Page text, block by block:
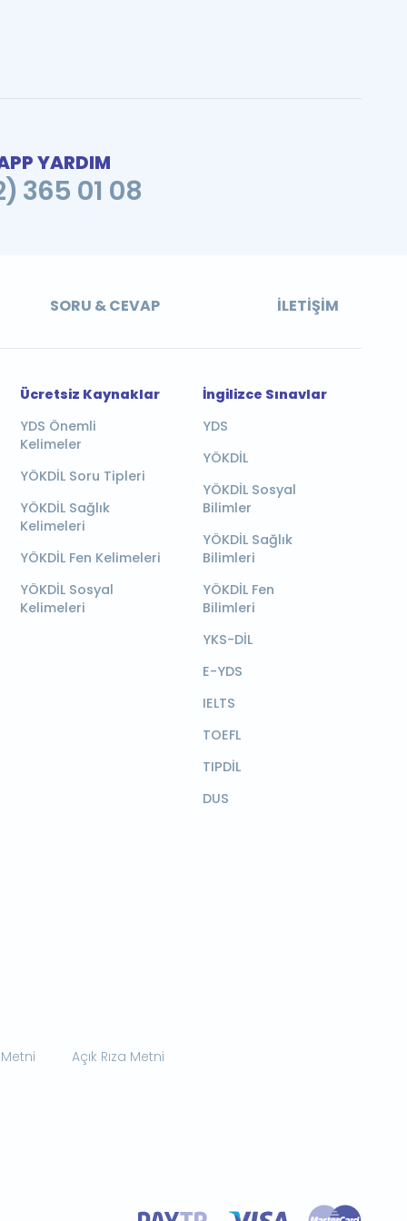
YARDIM
365 01 08
SORU & CEVAP İLETIŞIM
Ücretsiz Kaynaklar
YDS Önemli
Kelimeler
YÖKDİL Soru Tipleri
YÖKDİL Sağlık
Kelimeleri
YÖKDİL Fen Kelimeleri
YÖKDİL Sosyal
Kelimeleri
İngilizce Sınavlar
YDS
YÖKDİL
YÖKDİL Sosyal
Bilimler
YÖKDİL Sağlık
Bilimleri
YÖKDİL Fen
Bilimleri
YKS-DİL
E-YDS
IELTS
TOEFL
TIPDİL
DUS
Açık Rıza Metni